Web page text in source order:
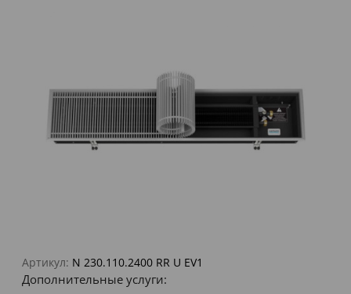
Артикул: N 230.110.2400 RR U EV1
Дополнительные услуги: